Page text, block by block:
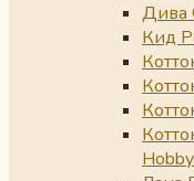
Дива
Кид